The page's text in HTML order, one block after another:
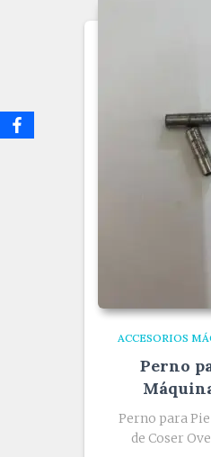
ACCESORIOS
Perno
Perno para
de Coser